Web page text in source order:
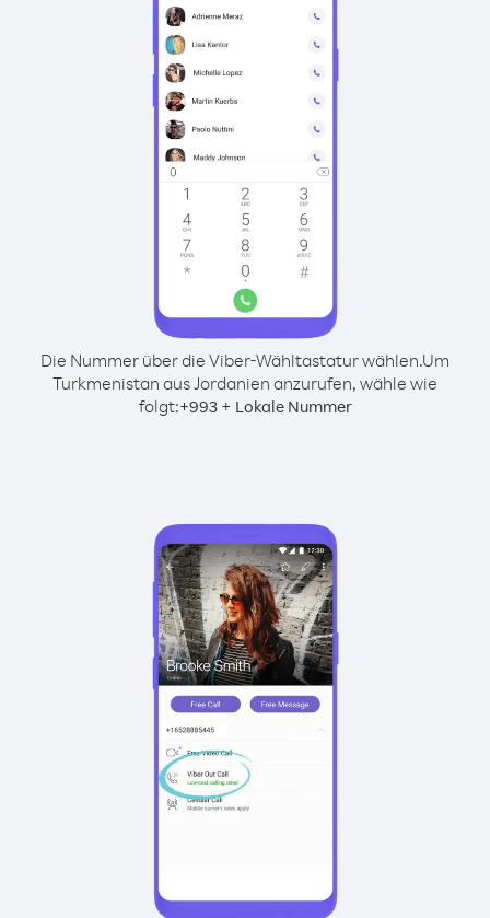
Die Nummer über die Viber-Wähltastatur wählen.Um
Turkmenistan aus Jordanien anzurufen, wähle wie
folgt:+993+ Lokale Nummer